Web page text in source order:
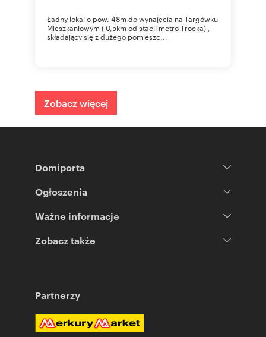
Ładny lokal o pow. 48m do wynajęcia na Targówku
Mieszkaniowym ( 0,5km od stacji metro Trocka) ,
składający się z dużego pomieszc...
Zobacz więcej
Domiporta
Ogłoszenia
Ważne informacje
Zobacz także
Partnerzy